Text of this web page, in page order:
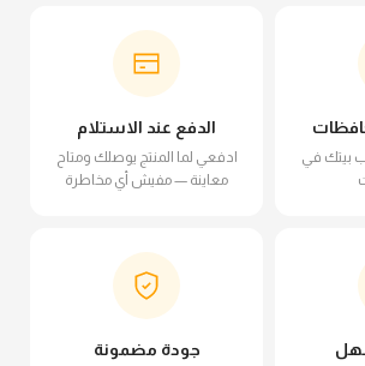
بيتك في
الدفع عند الاستلام
ادفعي لما المنتج يوصلك ومتاح
معاينة — مفيش أي مخاطرة
جودة مضمونة